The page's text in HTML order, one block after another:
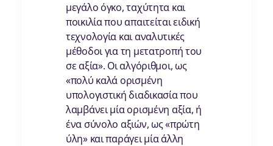
μεγάλο όγκο, ταχύτητα και
ποικιλία που απαιτείται ειδική
τεχνολογία και αναλυτικές
μέθοδοι για τη μετατροπή του
σε αξία». Οι αλγόριθμοι, ως
«πολύ καλά ορισμένη
υπολογιστική διαδικασία που
λαμβάνει μία ορισμένη αξία, ή
ένα σύνολο αξιών, ως «πρώτη
ύλη» και παράγει μία άλλη